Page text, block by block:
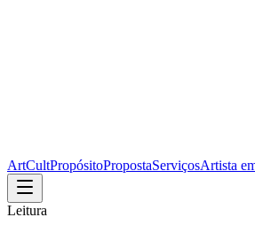
ArtCultPropósitoPropostaServiçosArtista
Leitura